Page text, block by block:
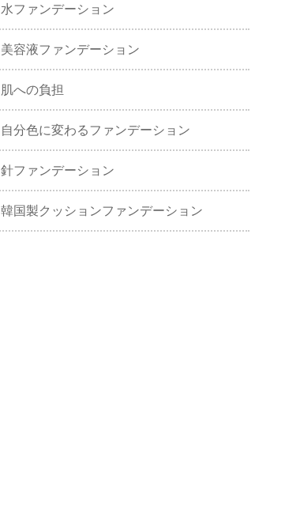
水ファンデーション
美容液ファンデーション
肌への負担
自分色に変わるファンデーション
針ファンデーション
韓国製クッションファンデーション